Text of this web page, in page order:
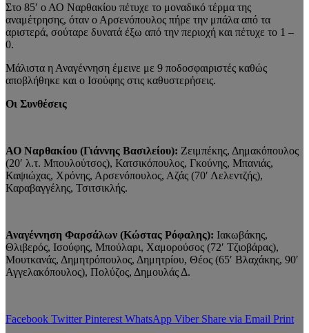
Στο 85′ ο ΑΟ Ναρθακίου πέτυχε το μοναδικό τέρμα της
αναμέτρησης, όταν ο Αρσενόπουλος πήρε την μπάλα από τα
αριστερά, σούταρε δυνατά έξω από την περιοχή και πέτυχε το 1 –
0.
Μάλιστα η Αναγέννηση έμεινε με 9 ποδοσφαιριστές καθώς
αποβλήθηκε και ο Ισούφης στις καθυστερήσεις.
Οι Συνθέσεις
ΑΟ Ναρθακίου (Γιάννης Βασιλείου): Ζειμπέκης, Δημακόπουλος
(20′ λ.τ. Μπουλούτσος), Κατσικόπουλος, Γκούνης, Μπανιάς,
Καψιώχας, Χρόνης, Αρσενόπουλος, Αζάς (70′ Λελεντζής),
Καραβαγγέλης, Τσιτσικλής.
Αναγέννηση Φαρσάλων (Κώστας Ρόφαλης): Ιακωβάκης,
Θλιβερός, Ισούφης, Μπούλαρι, Χαμορούσος (72′ Τζιοβάρας),
Μουτκανάς, Δημητρόπουλος, Δημητρίου, Θέος (65′ Βλαχάκης, 90′
Αγγελακόπουλος), Πολύζος, Δημουλάς Δ.
Facebook Twitter Pinterest WhatsApp Viber Share via Email Print